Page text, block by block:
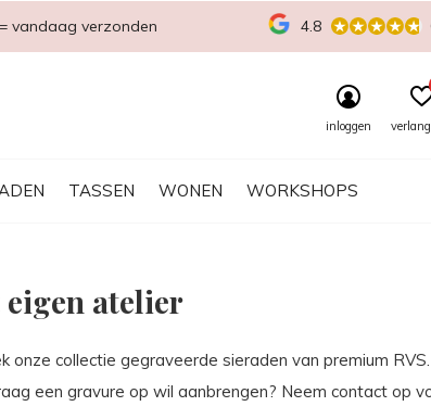
TASSEN WONEN WORKSHOPS
inloggen
vandaag verzonden 4.8
eigen atelier
onze collectie gegraveerde sieraden van premium
een gravure op wil aanbrengen? Neem contact op